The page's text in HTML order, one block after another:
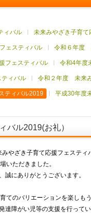
ィバル 未来みやざき子育
ェスティバル 令和６年度
フェスティバル 令和4年度
ィバル 令和２年度 未来
ティバル2019 平成30年度
バル2019(お礼）
やざき子育て応援フェスティ
いただきました。
にありがとうございます。
てのバリエーションを楽しも
達障がい児等の支援を行ってい